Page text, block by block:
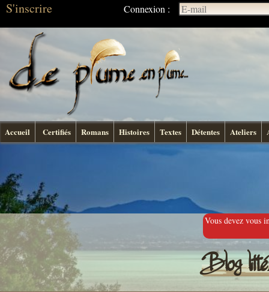
S'inscrire Connexion :
Accueil Certifiés Romans Histoires Textes Détentes Ateliers
Vous devez vous
Blog